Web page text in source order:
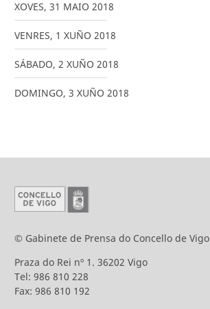
XOVES, 31 MAIO 2018
VENRES, 1 XUÑO 2018
SÁBADO, 2 XUÑO 2018
DOMINGO, 3 XUÑO 2018
© Gabinete de Prensa do Concello de Vigo
Praza do Rei nº 1. 36202 Vigo
Tel: 986 810 228
Fax: 986 810 192